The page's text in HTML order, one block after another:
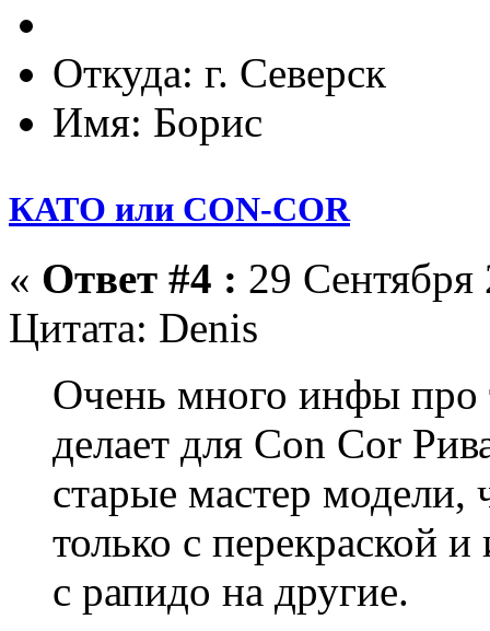
Откуда: г. Северск
Имя: Борис
КАТО или CON-COR
« Ответ #4 : 29
Цитата: Denis
Очень много инфы про
делает для Con Cor
старые мастер модели,
только с перекраской
с рапидо на другие.